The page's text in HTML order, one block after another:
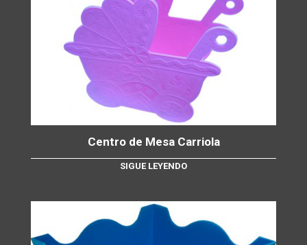
Centro de Mesa Carriola
SIGUE LEYENDO